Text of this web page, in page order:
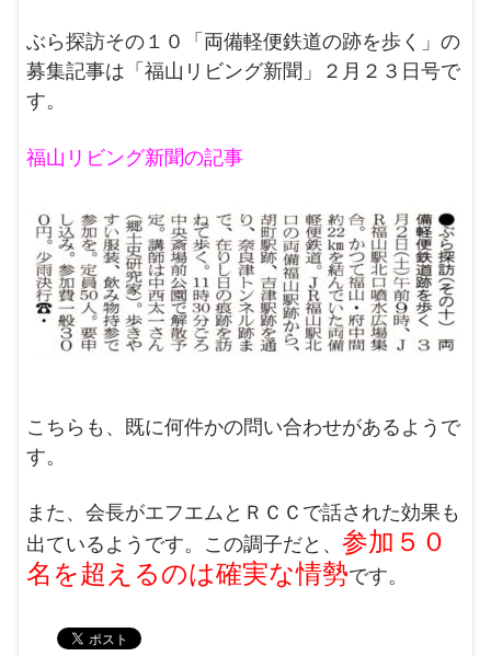
ぶら探訪その１０「両備軽便鉄道の跡を歩く」の
募集記事は「福山リビング新聞」２月２３日号で
す。
福山リビング新聞の記事
こちらも、既に何件かの問い合わせがあるようで
す。
また、会長がエフエムとＲＣＣで話された効果も
出ているようです。この調子だと、参加５０
名を超えるのは確実な情勢です。